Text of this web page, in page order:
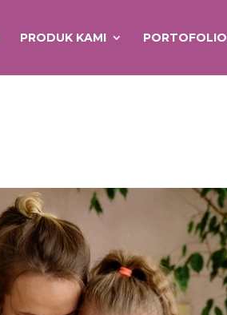
PRODUK KAMI PORTOFOLIO